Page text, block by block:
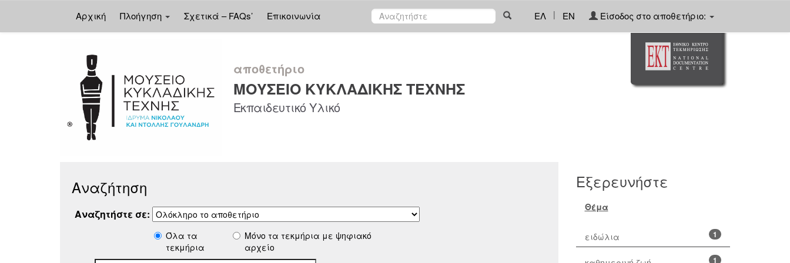
Αρχική Πλοήγηση Σχετικά – FAQs’ Επικοινωνία ΕΛ | EN Είσοδος στο αποθετήριο:
αποθετήριο
ΜΟΥΣΕΙΟ ΚΥΚΛΑΔΙΚΗΣ ΤΕΧΝΗΣ
Εκπαιδευτικό Υλικό
Αναζήτηση
Αναζητήστε σε:
Όλα τα
τεκμήρια
Μόνο τα τεκμήρια με ψηφιακό
αρχείο
Εξερευνήστε
Θέμα
1
ειδώλια
1